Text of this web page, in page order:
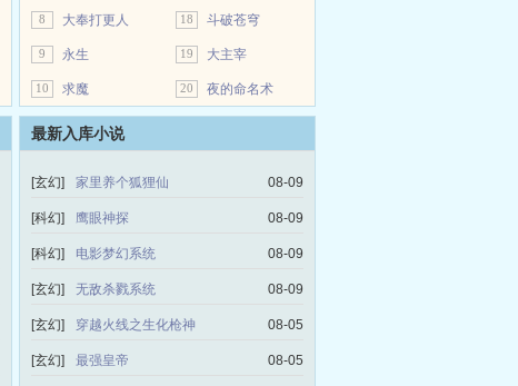
8 大奉打更人
9 永生
10 求魔
18 斗破苍穹
19 大主宰
20 夜的命名术
最新入库小说
[玄幻] 家里养个狐狸仙 08-09
[科幻] 鹰眼神探 08-09
[科幻] 电影梦幻系统 08-09
[玄幻] 无敌杀戮系统 08-09
[玄幻] 穿越火线之生化枪神 08-05
[玄幻] 最强皇帝 08-05